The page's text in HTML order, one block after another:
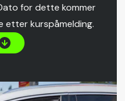
for dette kommer
kurspåmelding.